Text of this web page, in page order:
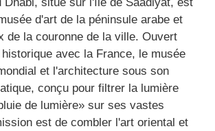
d'art de la péninsule arabe et
de la couronne de la ville. Ouvert
avec la France, le musée
et l'architecture sous son
conçu pour filtrer la lumière
de lumière» sur ses vastes
est de combler l'art oriental et